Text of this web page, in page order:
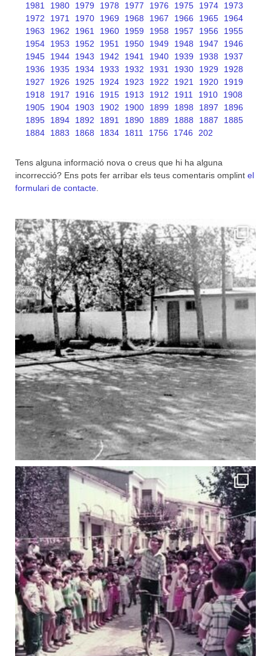
1981
1980 1979 1978 1977 1976 1975 1974
1973
1972
1971 1970 1969 1968 1967 1966 1965
1964
1963
1962 1961 1960 1959 1958 1957 1956
1955
1954
1953 1952 1951 1950 1949 1948 1947
1946
1945
1944 1943 1942 1941 1940 1939 1938
1937
1936
1935 1934 1933 1932 1931 1930 1929
1928
1927
1926 1925 1924 1923 1922 1921 1920
1919
1918
1917 1916 1915 1913 1912 1911 1910
1908
1905
1904 1903 1902 1900 1899 1898 1897
1896
1895
1894 1892 1891 1890 1889 1888 1887
1885
1884
1883 1868 1834 1811 1756 1746 202
Tens alguna informació nova o creus que hi ha alguna
incorrecció? Ens pots fer arribar els teus comentaris omplint el
formulari de contacte.